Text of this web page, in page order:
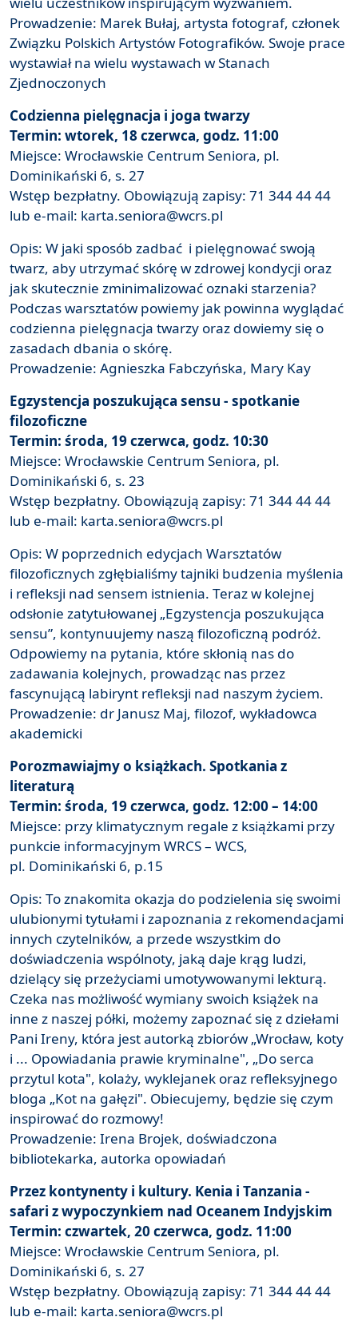
Prowadzenie: Marek Bułaj, artysta fotograf, członek
Związku Polskich Artystów Fotografików. Swoje prace
wystawiał na wielu wystawach w Stanach
Zjednoczonych
Codzienna pielęgnacja i joga twarzy
Termin: wtorek, 18 czerwca, godz. 11:00
Miejsce: Wrocławskie Centrum Seniora, pl.
Dominikański 6, s. 27
Wstęp bezpłatny. Obowiązują zapisy: 71 344 44 44
lub e-mail: karta.seniora@wcrs.pl
Opis: W jaki sposób zadbać i pielęgnować swoją
twarz, aby utrzymać skórę w zdrowej kondycji oraz
jak skutecznie zminimalizować oznaki starzenia?
Podczas warsztatów powiemy jak powinna wyglądać
codzienna pielęgnacja twarzy oraz dowiemy się o
zasadach dbania o skórę.
Prowadzenie: Agnieszka Fabczyńska, Mary Kay
Egzystencja poszukująca sensu - spotkanie
filozoficzne
Termin: środa, 19 czerwca, godz. 10:30
Miejsce: Wrocławskie Centrum Seniora, pl.
Dominikański 6, s. 23
Wstęp bezpłatny. Obowiązują zapisy: 71 344 44 44
lub e-mail: karta.seniora@wcrs.pl
Opis: W poprzednich edycjach Warsztatów
filozoficznych zgłębialiśmy tajniki budzenia myślenia
i refleksji nad sensem istnienia. Teraz w kolejnej
odsłonie zatytułowanej „Egzystencja poszukująca
sensu”, kontynuujemy naszą filozoficzną podróż.
Odpowiemy na pytania, które skłonią nas do
zadawania kolejnych, prowadząc nas przez
fascynującą labirynt refleksji nad naszym życiem.
Prowadzenie: dr Janusz Maj, filozof, wykładowca
akademicki
Porozmawiajmy o książkach. Spotkania z
literaturą
Termin: środa, 19 czerwca, godz. 12:00 – 14:00
Miejsce: przy klimatycznym regale z książkami przy
punkcie informacyjnym WRCS – WCS,
pl. Dominikański 6, p.15
Opis: To znakomita okazja do podzielenia się swoimi
ulubionymi tytułami i zapoznania z rekomendacjami
innych czytelników, a przede wszystkim do
doświadczenia wspólnoty, jaką daje krąg ludzi,
dzielący się przeżyciami umotywowanymi lekturą.
Czeka nas możliwość wymiany swoich książek na
inne z naszej półki, możemy zapoznać się z dziełami
Pani Ireny, która jest autorką zbiorów „Wrocław, koty
i ... Opowiadania prawie kryminalne", „Do serca
przytul kota", kolaży, wyklejanek oraz refleksyjnego
bloga „Kot na gałęzi". Obiecujemy, będzie się czym
inspirować do rozmowy!
Prowadzenie: Irena Brojek, doświadczona
bibliotekarka, autorka opowiadań
Przez kontynenty i kultury. Kenia i Tanzania -
safari z wypoczynkiem nad Oceanem Indyjskim
Termin: czwartek, 20 czerwca, godz. 11:00
Miejsce: Wrocławskie Centrum Seniora, pl.
Dominikański 6, s. 27
Wstęp bezpłatny. Obowiązują zapisy: 71 344 44 44
lub e-mail: karta.seniora@wcrs.pl